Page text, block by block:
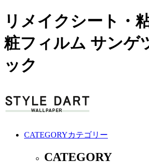
リメイクシート・
粧フィルム サンゲ
ック
CATEGORYカテゴリー
CATEGORY